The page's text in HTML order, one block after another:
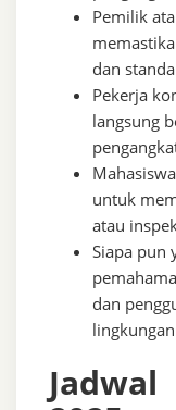
Pemilik
dan
Pekerja
langsung
untuk
atau
Siapa pun
dan